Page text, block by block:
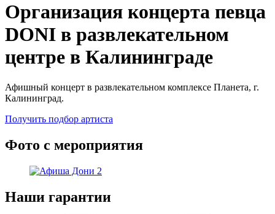
Организация концерта певца
DONI в развлекательном
центре в Калининграде
Афишный концерт в развлекательном комплексе Планета, г.
Калининград.
Получить подбор артиста
Фото с мероприятия
Наши гарантии